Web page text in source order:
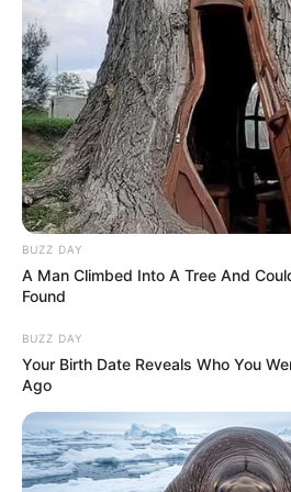
BUZZ DAY
A Man Climbed Into A Tree And
Found
BUZZ DAY
Your Birth Date Reveals Who You
Ago